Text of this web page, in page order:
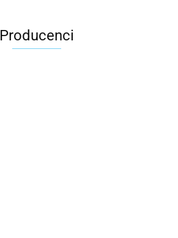
Producenci